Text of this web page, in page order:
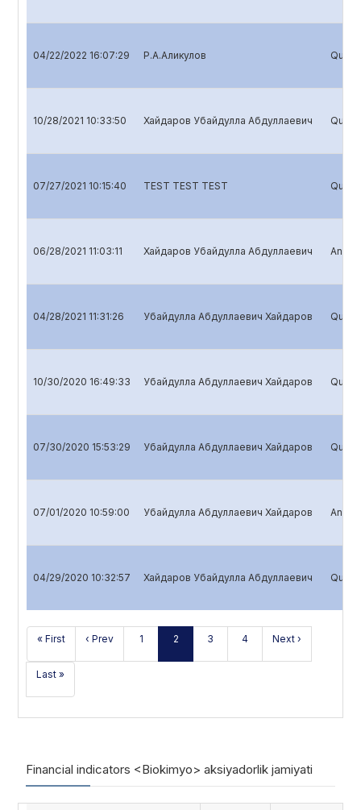
04/22/2022 16:07:29 Р.А.Аликулов
10/28/2021 10:33:50 Хайдаров Убайдулла Абдуллаевич
07/27/2021 10:15:40 TEST TEST TEST
06/28/2021 11:03:11 Хайдаров Убайдулла Абдуллаевич
04/28/2021 11:31:26 Убайдулла Абдуллаевич Хайдаров
10/30/2020 16:49:33 Убайдулла Абдуллаевич Хайдаров
07/30/2020 15:53:29 Убайдулла Абдуллаевич Хайдаров
07/01/2020 10:59:00 Убайдулла Абдуллаевич Хайдаров
04/29/2020 10:32:57 Хайдаров Убайдулла Абдуллаевич
« First ‹ Prev 1 2 3 4 Next ›
Last »
Financial indicators <Biokimyo> aksiyadorlik jamiyati